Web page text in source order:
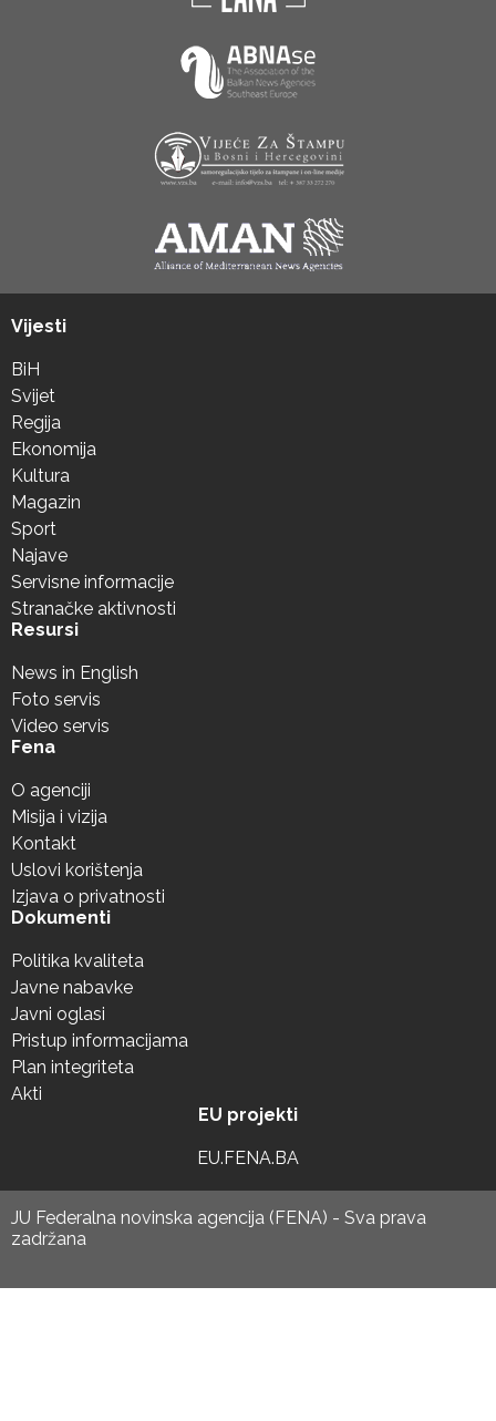
Vijesti
BiH
Svijet
Regija
Ekonomija
Kultura
Magazin
Sport
Najave
Servisne informacije
Stranačke aktivnosti
Resursi
News in English
Foto servis
Video servis
Fena
O agenciji
Misija i vizija
Kontakt
Uslovi korištenja
Izjava o privatnosti
Dokumenti
Politika kvaliteta
Javne nabavke
Javni oglasi
Pristup informacijama
Plan integriteta
Akti
EU projekti
EU.FENA.BA
JU Federalna novinska agencija (FENA) - Sva prava
zadržana